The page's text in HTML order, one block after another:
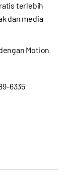
terlebih
dan media
Motion
6335